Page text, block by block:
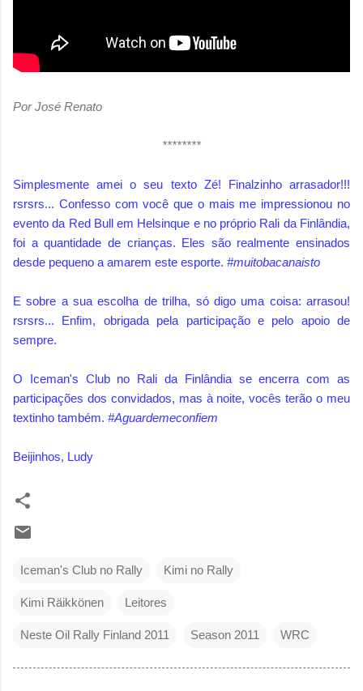
Por José Renato
********
Simplesmente amei o seu texto Zé! Finalzinho arrasador!!!
rsrsrs... Confesso com você que o mais me impressionou no
evento da Red Bull em Helsinque e no próprio Rali da Finlândia,
foi a quantidade de crianças. Eles são realmente ensinados
desde pequeno a amarem este esporte. #muitobacanaisto
E sobre a sua escolha de trilha, só digo uma coisa: arrasou!
rsrsrs... Enfim, obrigada pela participação e pelo apoio de
sempre.
O Iceman's Club no Rali da Finlândia se encerra com as
participações dos convidados, mas à noite, vocês terão o meu
textinho também. #Aguardemeconfiem
Beijinhos, Ludy
Iceman's Club no Rally Kimi no Rally
Kimi Räikkönen Leitores
Neste Oil Rally Finland 2011 Season 2011 WRC